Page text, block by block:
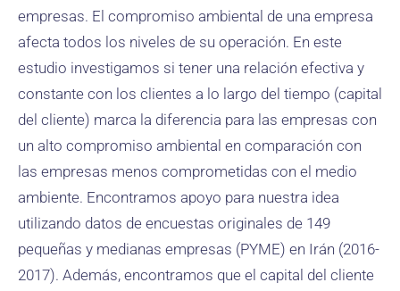
empresas. El compromiso ambiental de una empresa
afecta todos los niveles de su operación. En este
estudio investigamos si tener una relación efectiva y
constante con los clientes a lo largo del tiempo (capital
del cliente) marca la diferencia para las empresas con
un alto compromiso ambiental en comparación con
las empresas menos comprometidas con el medio
ambiente. Encontramos apoyo para nuestra idea
utilizando datos de encuestas originales de 149
pequeñas y medianas empresas (PYME) en Irán (2016-
2017). Además, encontramos que el capital del cliente